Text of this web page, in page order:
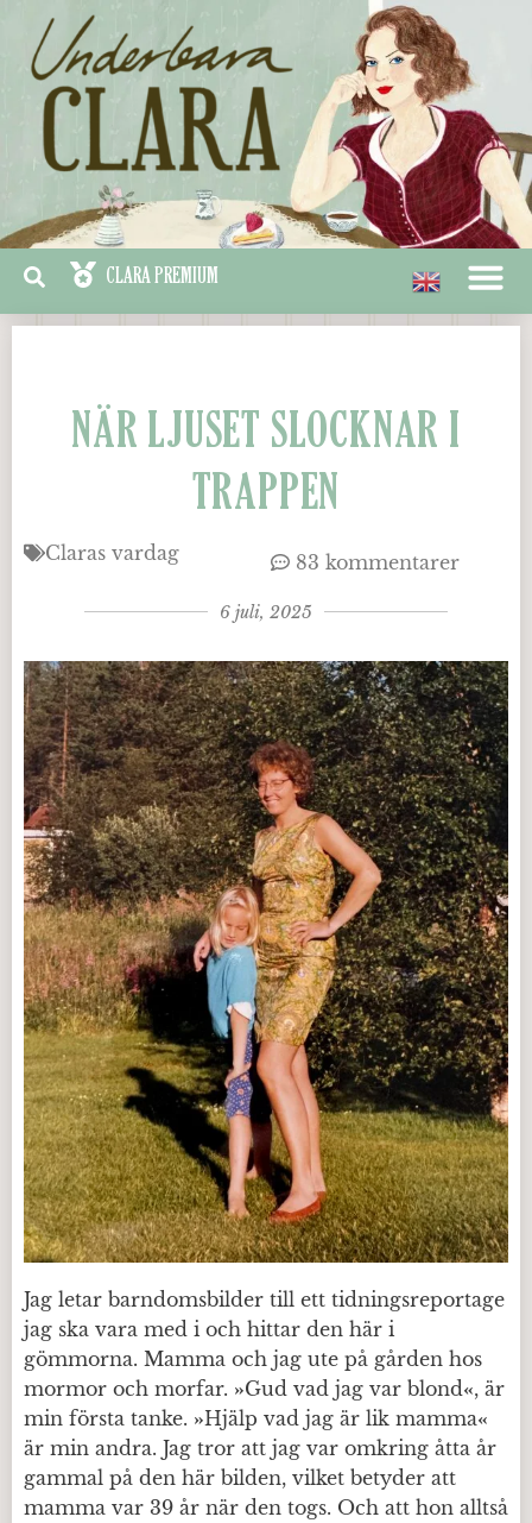
NÄR LJUSET SLOCKNAR I
TRAPPEN
Claras vardag 83 kommentarer
6 juli, 2025
Jag letar barndomsbilder till ett tidningsreportage
jag ska vara med i och hittar den här i
gömmorna. Mamma och jag ute på gården hos
mormor och morfar. »Gud vad jag var blond«, är
min första tanke. »Hjälp vad jag är lik mamma«
är min andra. Jag tror att jag var omkring åtta år
gammal på den här bilden, vilket betyder att
mamma var 39 år när den togs. Och att hon alltså